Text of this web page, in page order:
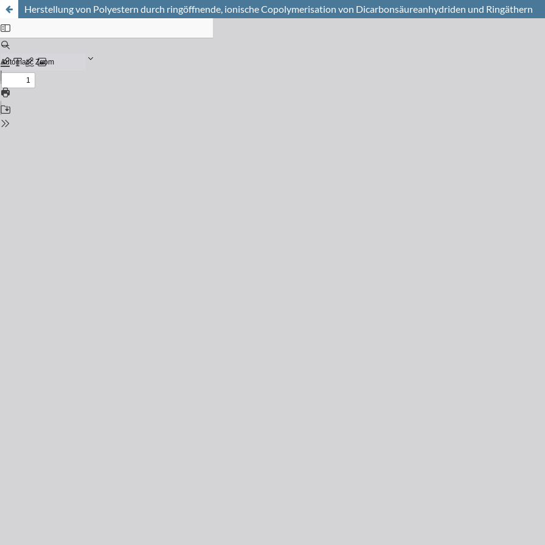
Herstellung von Polyestern durch ringöffnende, ionische Copolymerisation von Dicarbonsäureanhydriden und Ringäthern